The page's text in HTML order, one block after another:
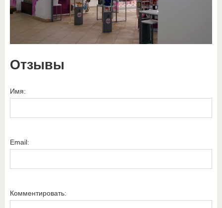
Отзывы
Имя:
Email:
Комментировать: